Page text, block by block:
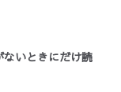
いときにだけ読